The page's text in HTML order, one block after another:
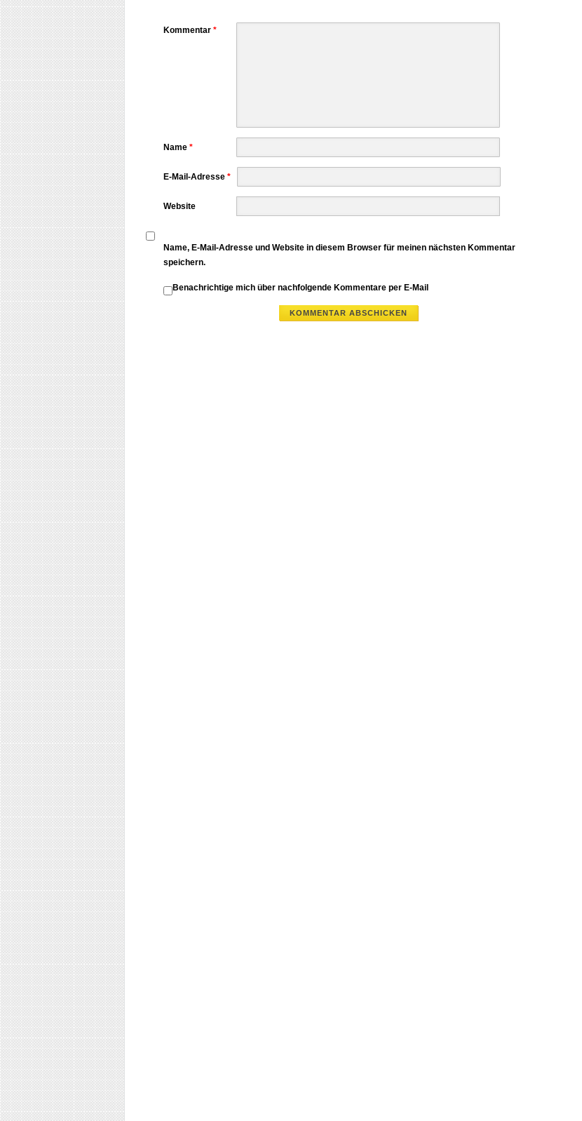
Kommentar *
Name *
E-Mail-Adresse *
Website
Name, E-Mail-Adresse und Website in diesem Browser für meinen nächsten Kommentar
speichern.
Benachrichtige mich über nachfolgende Kommentare per E-Mail